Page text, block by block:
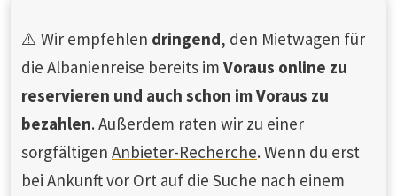
⚠️ Wir empfehlen dringend, den Mietwagen für
die Albanienreise bereits im Voraus online zu
reservieren und auch schon im Voraus zu
bezahlen. Außerdem raten wir zu einer
sorgfältigen Anbieter-Recherche. Wenn du erst
bei Ankunft vor Ort auf die Suche nach einem